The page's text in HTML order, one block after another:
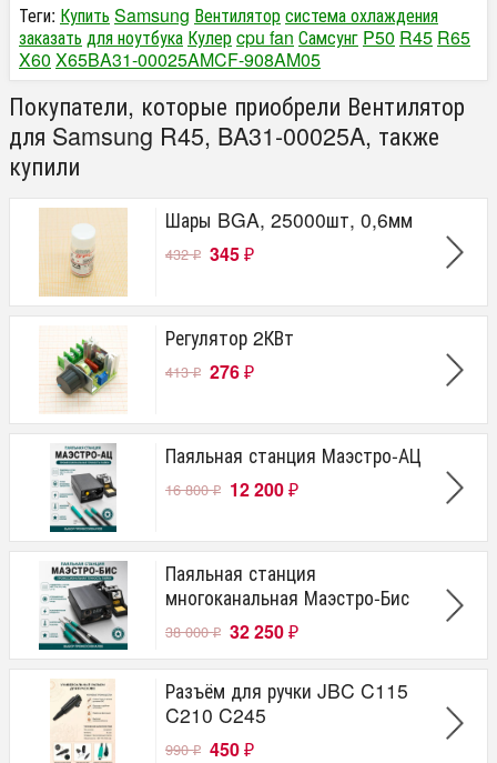
Теги: Купить Samsung Вентиляторсистема охлаждения
заказать для ноутбука Кулерcpu fan Самсунг P50 R45 R65
X60 X65​BA31-00025A​MCF-908AM05​
Покупатели, которые приобрели Вентилятор
для Samsung R45, BA31-00025A, также
купили
Шары BGA, 25000шт, 0,6мм
432₽ 345 ₽
Регулятор 2КВт
413₽ 276 ₽
Паяльная станция Маэстро-АЦ
16 800₽ 12 200 ₽
Паяльная станция
многоканальная Маэстро-Бис
38 000₽ 32 250 ₽
Разъём для ручки JBC C115
C210 C245
990₽ 450 ₽